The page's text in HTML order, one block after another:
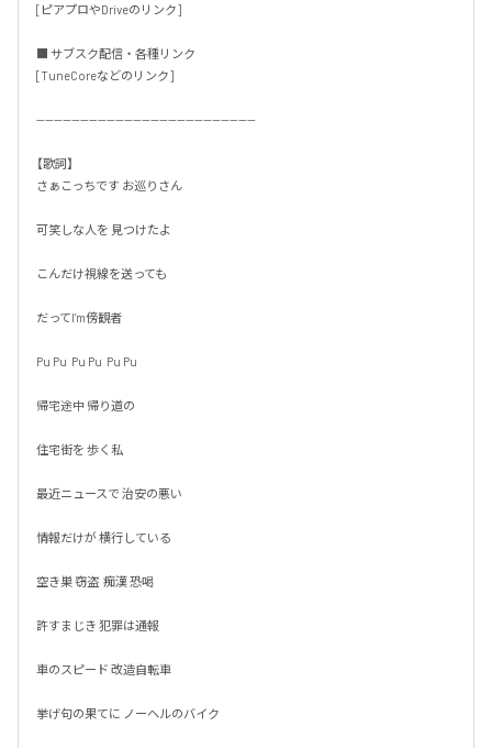
[ピアプロやDriveのリンク]
■ サブスク配信・各種リンク
[TuneCoreなどのリンク]
--------------------------------------------------
【歌詞】
さぁこっちです お巡りさん
可笑しな人を 見つけたよ
こんだけ視線を送っても
だってI'm傍観者
Pu Pu  Pu Pu  Pu Pu
帰宅途中 帰り道の
住宅街を 歩く私
最近ニュースで 治安の悪い
情報だけが 横行している
空き巣 窃盗  痴漢 恐喝
許すまじき 犯罪は通報
車のスピード 改造自転車
挙げ句の果てに ノーヘルのバイク